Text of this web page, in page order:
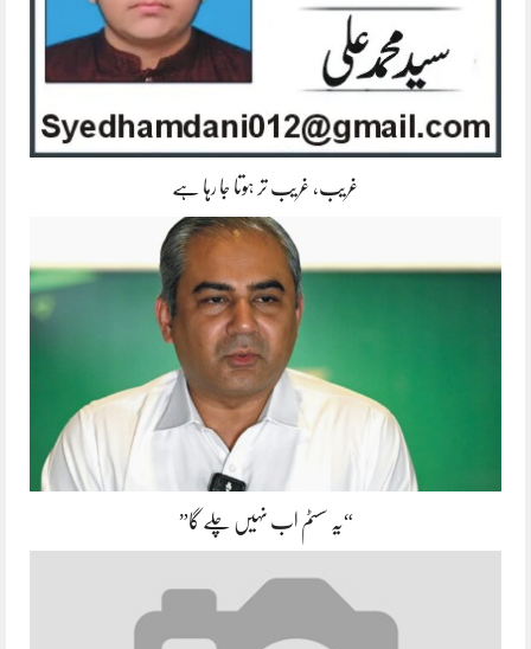
غریب، غریب تر ہوتا جا رہا ہے
“یہ سسٹم اب نہیں چلے گا”